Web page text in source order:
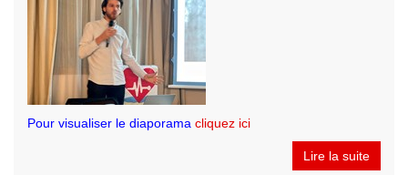
Pour visualiser le diaporama cliquez ici
Lire la suite